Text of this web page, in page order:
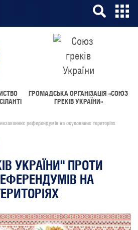
ГРОМАДСЬКА ОРГАНІЗАЦІЯ «СОЮЗ
ГРЕКІВ УКРАЇНИ»
референдумів на окупованих територіях
УКРАЇНИ" ПРОТИ
НА